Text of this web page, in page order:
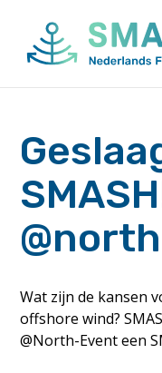
inhoud
Wat zijn de kansen
offshore wind?
@North-Event een